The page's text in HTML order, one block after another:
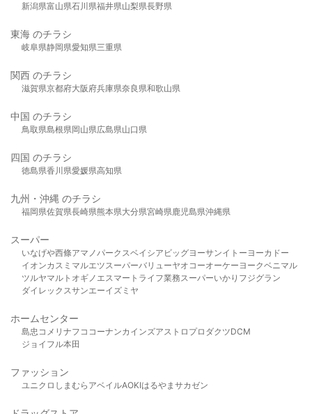
新潟県富山県石川県福井県山梨県長野県
東海 のチラシ
岐阜県静岡県愛知県三重県
関西 のチラシ
滋賀県京都府大阪府兵庫県奈良県和歌山県
中国 のチラシ
鳥取県島根県岡山県広島県山口県
四国 のチラシ
徳島県香川県愛媛県高知県
九州・沖縄 のチラシ
福岡県佐賀県長崎県熊本県大分県宮崎県鹿児島県沖縄県
スーパー
いなげや西條アマノパークスベイシア ビッグヨーサンイトーヨーカドー
イオンカスミ マルエツスーパーバリューヤオコーオーケー ヨークベニマル
ツルヤマルト オギノ エスマート ライフ業務スーパーいかり フジグラン
ダイレックスサンエーイズミヤ
ホームセンター
島忠 コメリ ナフコ コーナンカインズアストロプロダクツDCM
ジョイフル本田
ファッション
ユニクロ しまむら アベイルAOKIはるやま サカゼン